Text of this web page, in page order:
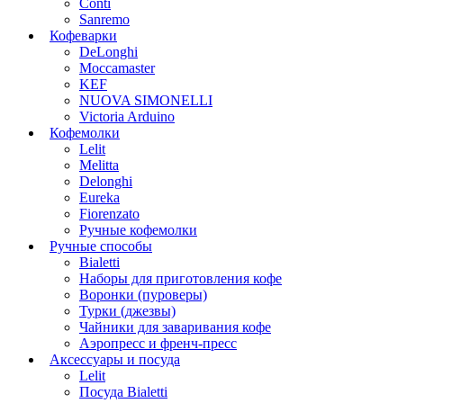
Conti
Sanremo
Кофеварки
DeLonghi
Moccamaster
KEF
NUOVA SIMONELLI
Victoria Arduino
Кофемолки
Lelit
Melitta
Delonghi
Eureka
Fiorenzato
Ручные кофемолки
Ручные способы
Bialetti
Наборы для приготовления кофе
Воронки (пуроверы)
Турки (джезвы)
Чайники для заваривания кофе
Аэропресс и френч-пресс
Аксессуары и посуда
Lelit
Посуда Bialetti